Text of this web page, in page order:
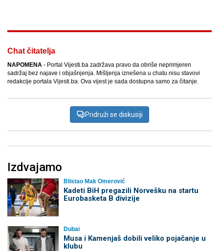
Chat čitatelja
NAPOMENA - Portal Vijesti.ba zadržava pravo da obriše neprimjeren
sadržaj bez najave i objašnjenja. Mišljenja iznešena u chatu nisu stavovi
redakcije portala Vijesti.ba. Ova vijest je sada dostupna samo za čitanje.
Pridruži se diskusiji
Izdvajamo
Blistao Mak Omerović
Kadeti BiH pregazili Norvešku na startu
Eurobasketa B divizije
Dubai
Musa i Kamenjaš dobili veliko pojačanje u
klubu